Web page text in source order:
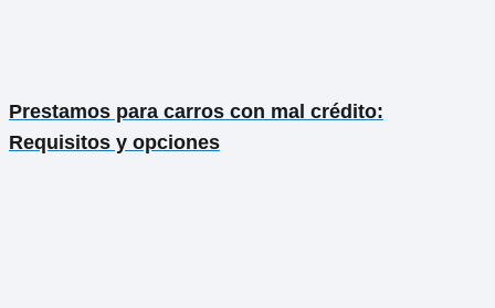
Prestamos para carros con mal crédito:
Requisitos y opciones